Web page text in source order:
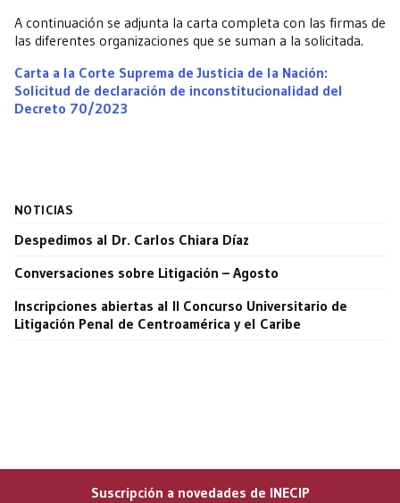
A continuación se adjunta la carta completa con las firmas de
las diferentes organizaciones que se suman a la solicitada.
Carta a la Corte Suprema de Justicia de la Nación:
Solicitud de declaración de inconstitucionalidad del
Decreto 70/2023
NOTICIAS
Despedimos al Dr. Carlos Chiara Díaz
Conversaciones sobre Litigación – Agosto
Inscripciones abiertas al II Concurso Universitario de
Litigación Penal de Centroamérica y el Caribe
Suscripción a novedades de INECIP